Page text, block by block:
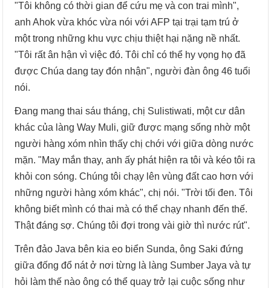
"Tôi không có thời gian để cứu mẹ và con trai mình",
anh Ahok vừa khóc vừa nói với AFP tại trại tạm trú ở
một trong những khu vực chịu thiệt hại nặng nề nhất.
"Tôi rất ân hận vì việc đó. Tôi chỉ có thể hy vọng họ đã
được Chúa dang tay đón nhận", người đàn ông 46 tuổi
nói.
Đang mang thai sáu tháng, chị Sulistiwati, một cư dân
khác của làng Way Muli, giữ được mạng sống nhờ một
người hàng xóm nhìn thấy chị chới với giữa dòng nước
mặn. "May mắn thay, anh ấy phát hiện ra tôi và kéo tôi ra
khỏi con sóng. Chúng tôi chạy lên vùng đất cao hơn với
những người hàng xóm khác", chị nói. "Trời tối đen. Tôi
không biết mình có thai mà có thể chạy nhanh đến thế.
Thật đáng sợ. Chúng tôi đợi trong vài giờ thì nước rút".
Trên đảo Java bên kia eo biển Sunda, ông Saki đứng
giữa đống đổ nát ở nơi từng là làng Sumber Jaya và tự
hỏi làm thế nào ông có thể quay trở lại cuộc sống như